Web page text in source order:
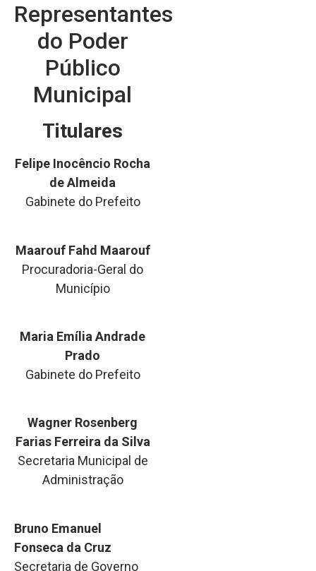
Representantes
do Poder
Público
Municipal
Titulares
Felipe Inocêncio Rocha
de Almeida
Gabinete do Prefeito
Maarouf Fahd Maarouf
Procuradoria-Geral do
Município
Maria Emília Andrade
Prado
Gabinete do Prefeito
Wagner Rosenberg
Farias Ferreira da Silva
Secretaria Municipal de
Administração
Bruno Emanuel
Fonseca da Cruz
Secretaria de Governo